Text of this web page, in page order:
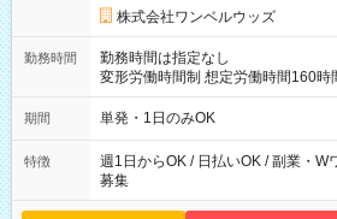
株式会社ワンベルウッズ
勤務時間
勤務時間は指定なし
変形労働時間制 想定労働時間160時間/月 【シフト例】
～21：00
期間 単発・1日のみOK
特徴
週1日からOK / 日払いOK / 副業・W
募集